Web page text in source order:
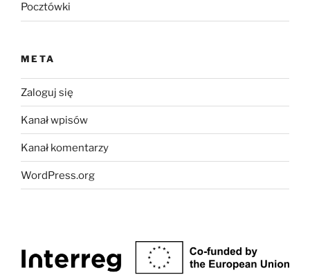
Pocztówki
META
Zaloguj się
Kanał wpisów
Kanał komentarzy
WordPress.org